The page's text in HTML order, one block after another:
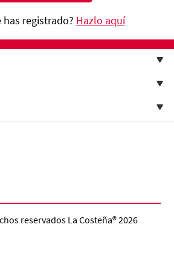
has registrado? Hazlo aquí
reservados La Costeña®2026